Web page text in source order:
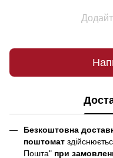
Безкоштовна
поштомат
Пошта" при